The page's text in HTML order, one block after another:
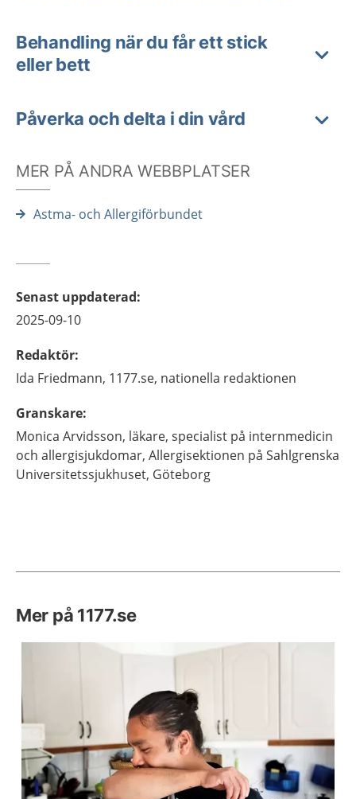
Behandling när du får ett stick
eller bett
Påverka och delta i din vård
MER PÅ ANDRA WEBBPLATSER
Astma- och Allergiförbundet
Senast uppdaterad:
2025-09-10
Redaktör:
Ida Friedmann, 1177.se, nationella redaktionen
Granskare:
Monica Arvidsson, läkare, specialist på internmedicin
och allergisjukdomar, Allergisektionen på Sahlgrenska
Universitetssjukhuset, Göteborg
Mer på 1177.se